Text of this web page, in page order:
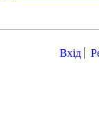
Вхід